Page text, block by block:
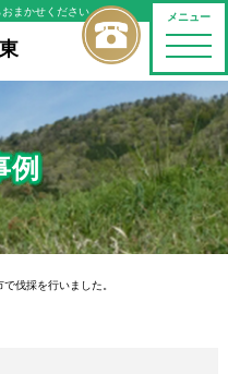
メニュー
toggle
まかせください
例
伐採を行いました。